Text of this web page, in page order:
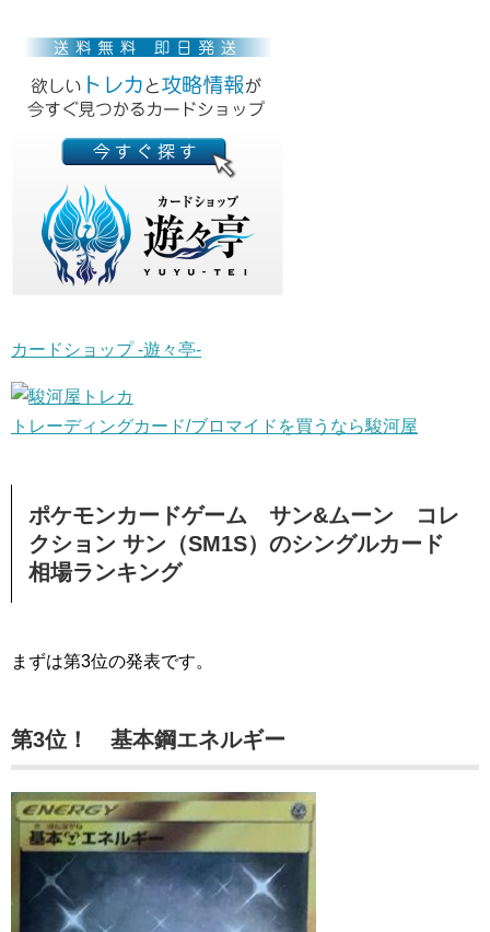
カードショップ -遊々亭-
トレーディングカード/ブロマイドを買うなら駿河屋
ポケモンカードゲーム サン&ムーン コレ
クション サン（SM1S）のシングルカード
相場ランキング
まずは第3位の発表です。
第3位！ 基本鋼エネルギー